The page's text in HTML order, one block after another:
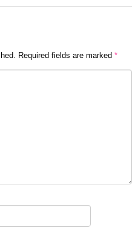
Required fields are marked *